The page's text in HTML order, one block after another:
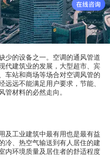
少的设备之一。空调的通风管道
代建筑业的发展，大型超市、宾
车站和商场等场合对空调风管的
远不能满足用户要求，节能、
管材料的必然走向。
及工业建筑中最有用也是最有益
冷、热空气输送到有人居住的建
内环境质量及居住者的舒适程度